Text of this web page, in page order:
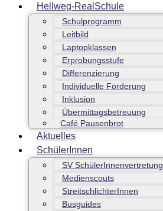
Hellweg-RealSchule
Schulprogramm
Leitbild
Laptopklassen
Erprobungsstufe
Differenzierung
Individuelle Förderung
Inklusion
Übermittagsbetreuung
Café Pausenbrot
Aktuelles
SchülerInnen
SV SchülerInnenvertretung
Medienscouts
StreitschlichterInnen
Busguides